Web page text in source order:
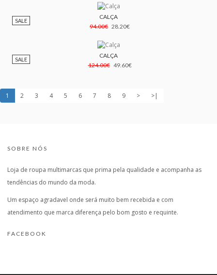
SALE
CALÇA
94.00€ 28.20€
SALE
CALÇA
124.00€ 49.60€
1 2 3 4 5 6 7 8 9 > >|
SOBRE NÓS
Loja de roupa multimarcas que prima pela qualidade e acompanha as
tendências do mundo da moda.
Um espaço agradavel onde será muito bem recebida e com
atendimento que marca diferença pelo bom gosto e requinte.
FACEBOOK